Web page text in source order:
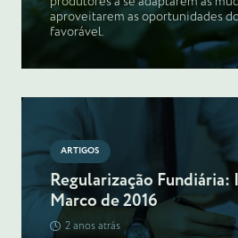
aproveitarem as oportunidades
favorável.
ARTIGOS
Regularização
Marco de 2016
2 anos atrás